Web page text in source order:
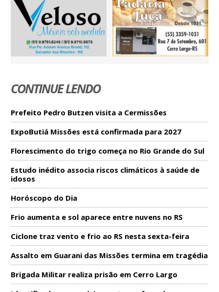
CONTINUE LENDO
Prefeito Pedro Butzen visita a Cermissões
ExpoButiá Missões está confirmada para 2027
Florescimento do trigo começa no Rio Grande do Sul
Estudo inédito associa riscos climáticos à saúde de
idosos
Horóscopo do Dia
Frio aumenta e sol aparece entre nuvens no RS
Ciclone traz vento e frio ao RS nesta sexta-feira
Assalto em Guarani das Missões termina em tragédia
Brigada Militar realiza prisão em Cerro Largo